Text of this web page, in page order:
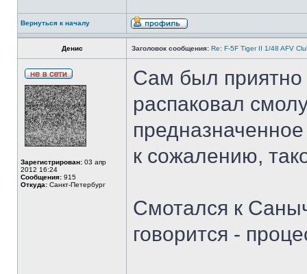
Вернуться к началу
Денис Заголовок сообщения: Re: F-5F Tiger II 1/48 AFV
Зарегистрирован: 03 апр
2012 16:24
Сообщения: 915
Откуда: Санкт-Петербург
Сам был приятно
распаковал
к сожалению,
Смотался к
говорится -